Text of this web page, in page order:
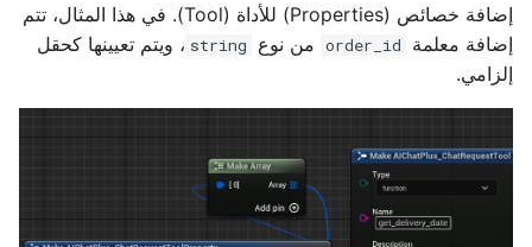
إضافة خصائص (Properties) للأداة (Tool). في هذا المثال، تتم
إضافة معلمة
order_id من نوع string ، ويتم تعيينها كحقل
إلزامي.